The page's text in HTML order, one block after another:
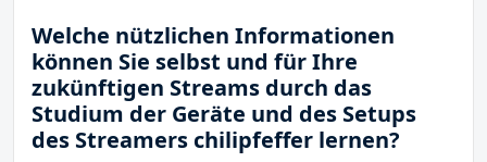
Welche nützlichen Informationen
können Sie selbst und für Ihre
zukünftigen Streams durch das
Studium der Geräte und des Setups
des Streamers chilipfeffer lernen?